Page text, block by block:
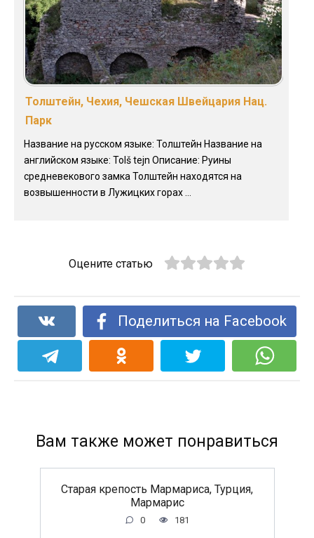
Толштейн, Чехия, Чешская Швейцария Нац.
Парк
Название на русском языке: Толштейн Название на
английском языке: Tolš tejn Описание: Руины
средневекового замка Толштейн находятся на
возвышенности в Лужицких горах ...
Оцените статью
Поделиться на Facebook
Вам также может понравиться
Старая крепость Мармариса, Турция,
Мармарис
0 181